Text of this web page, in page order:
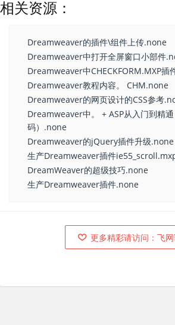
相关资源：
Dreamweaver的插件\组件上传.none
Dreamweaver中打开全屏窗口小部件
Dreamweaver中CHECKFORM.MXP插
Dreamweaver教程内容。 CHM.none
Dreamweaver的网页设计的CSS参考
Dreamweaver中。 + ASP从入门到精
码）.none
Dreamweaver的jQuery插件升级.none
生产Dreamweaver插件
DreamWeaver的超级技巧.none
生产Dreamweaver插件.none
更多精彩请访问：飞